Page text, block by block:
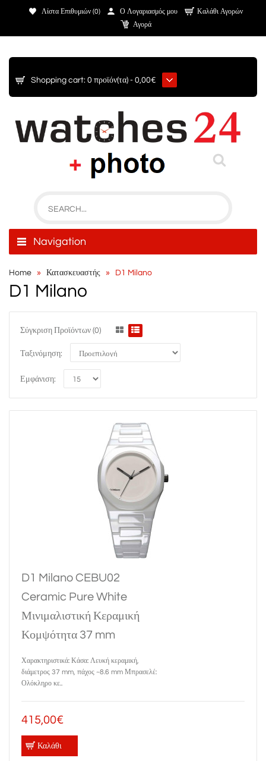
Λίστα Επιθυμιών (0) Ο Λογαριασμός μου
Καλάθι Αγορών
Αγορά
Shopping cart: 0 προϊόν(τα) - 0,00€
Navigation
Home Κατασκευαστής D1 Milano
D1 Milano
Σύγκριση Προϊόντων (0)
Ταξινόμηση:
Εμφάνιση:
D1 Milano CEBU02
Ceramic Pure White
Μινιμαλιστική Κεραμική
Κομψότητα 37 mm
Χαρακτηριστικά: Κάσα: Λευκή κεραμική,
διάμετρος 37 mm, πάχος ~8.6 mm Μπρασελέ:
Ολόκληρο κε..
415,00€
Καλάθι